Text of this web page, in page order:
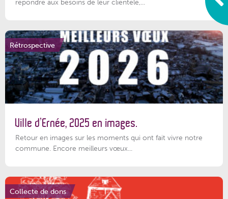
répondre aux besoins de leur clientèle,...
Rétrospective
Ville d’Ernée, 2025 en images.
Retour en images sur les moments qui ont fait vivre notre
commune. Encore meilleurs vœux...
Collecte de dons